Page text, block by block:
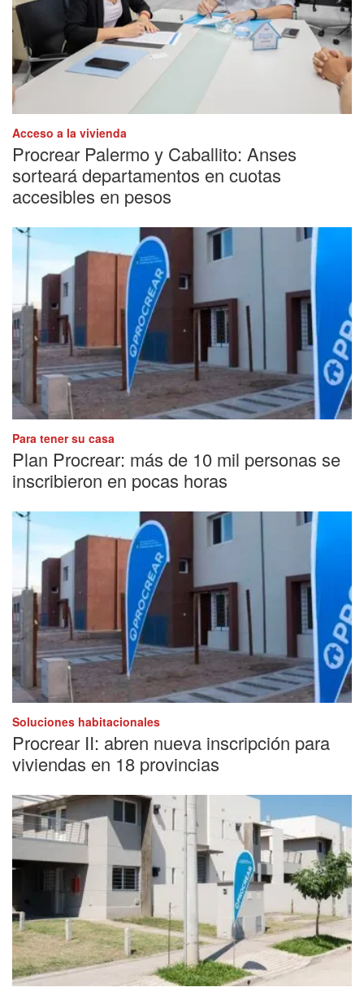
Acceso a la vivienda
Procrear Palermo y Caballito: Anses
sorteará departamentos en cuotas
accesibles en pesos
Para tener su casa
Plan Procrear: más de 10 mil personas se
inscribieron en pocas horas
Soluciones habitacionales
Procrear II: abren nueva inscripción para
viviendas en 18 provincias